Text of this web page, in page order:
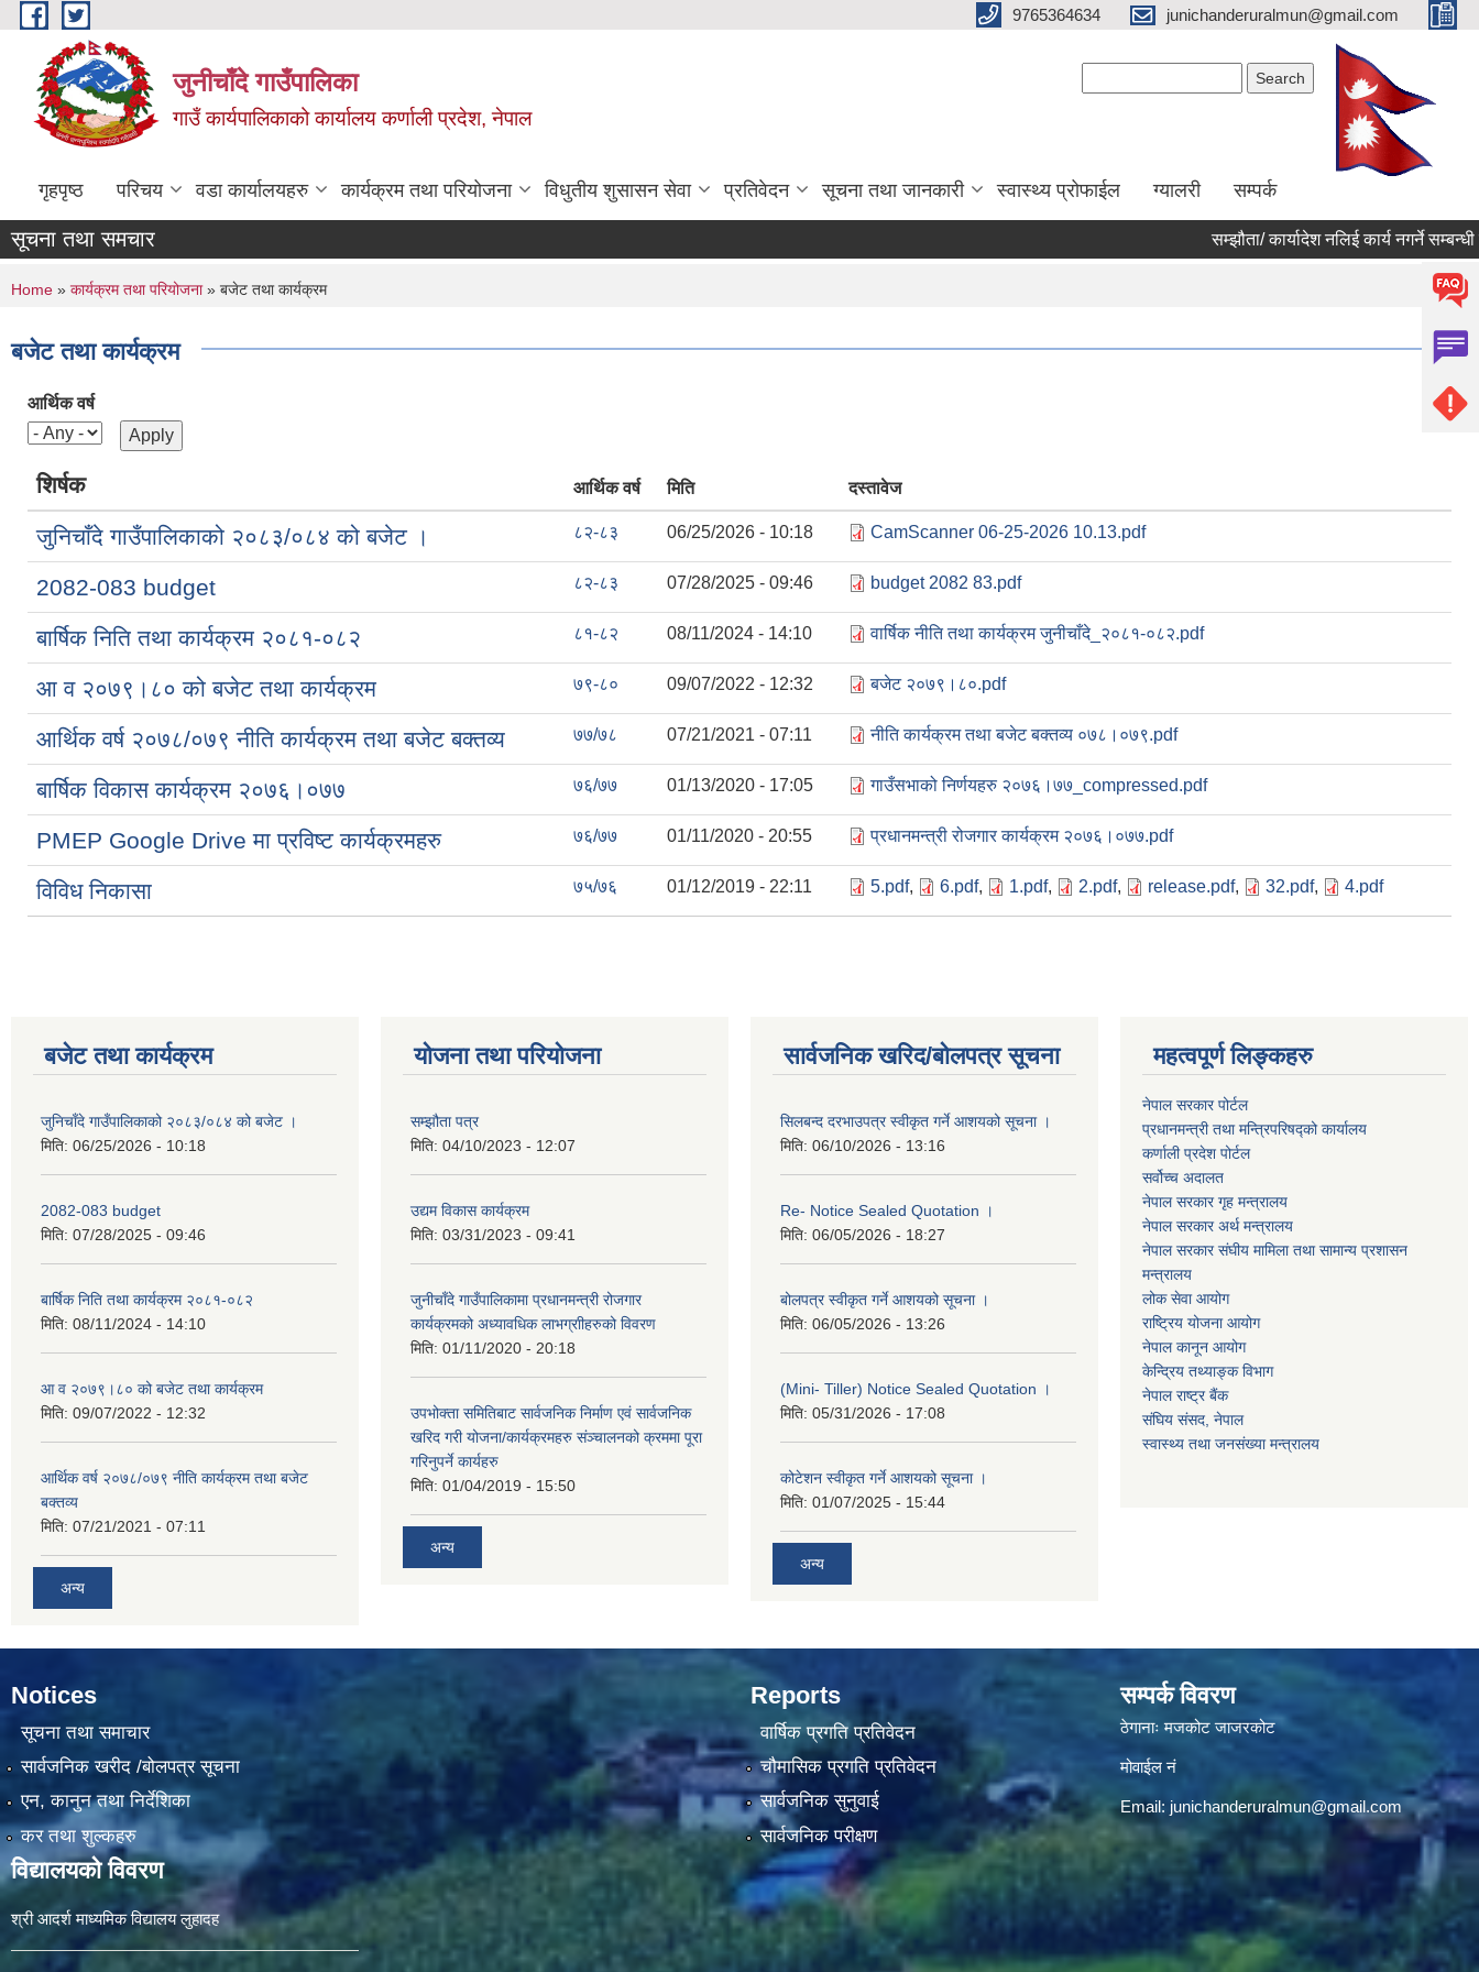
Skip to main content 9765364634 junichanderuralmun@gmail.com
जुनीचाँदे गाउँपालिका
गाउँ कार्यपालिकाको कार्यालय कर्णाली प्रदेश, नेपाल
गृहपृष्ठ परिचय वडा कार्यालयहरु कार्यक्रम तथा परियोजना विधुतीय शुसासन सेवा प्रतिवेदन सूचना तथा जानकारी स्वास्थ्य प्रोफाईल ग्यालरी सम्पर्क
सूचना तथा समचार सम्झौता/ कार्यादेश नलिई कार्य नगर्ने सम्बन्धी
You are here
Home » कार्यक्रम तथा परियोजना» बजेट तथा कार्यक्रम
बजेट तथा कार्यक्रम
आर्थिक वर्ष
शिर्षक आर्थिक वर्ष मिति दस्तावेज
जुनिचाँदे गाउँपालिकाको २०८३/०८४ को बजेट । ८२-८३ 06/25/2026 - 10:18 CamScanner 06-25-2026 10.13.pdf
2082-083 budget ८२-८३ 07/28/2025 - 09:46 budget 2082 83.pdf
बार्षिक निति तथा कार्यक्रम २०८१-०८२ ८१-८२ 08/11/2024 - 14:10 वार्षिक नीति तथा कार्यक्रम जुनीचाँदे_२०८१-०८२.pdf
आ व २०७९।८० को बजेट तथा कार्यक्रम ७९-८० 09/07/2022 - 12:32 बजेट २०७९।८०.pdf
आर्थिक वर्ष २०७८/०७९ नीति कार्यक्रम तथा बजेट बक्तव्य ७७/७८ 07/21/2021 - 07:11 नीति कार्यक्रम तथा बजेट बक्तव्य ०७८।०७९.pdf
बार्षिक विकास कार्यक्रम २०७६।०७७ ७६/७७ 01/13/2020 - 17:05 गाउँसभाको निर्णयहरु २०७६।७७_compressed.pdf
PMEP Google Drive मा प्रविष्‍ट कार्यक्रमहरु ७६/७७ 01/11/2020 - 20:55 प्रधानमन्‍त्री रोजगार कार्यक्रम २०७६।०७७.pdf
विविध निकासा ७५/७६ 01/12/2019 - 22:11 5.pdf, 6.pdf, 1.pdf, 2.pdf, release.pdf, 32.pdf, 4.pdf
बजेट तथा कार्यक्रम
जुनिचाँदे गाउँपालिकाको २०८३/०८४ को बजेट ।
मिति: 06/25/2026 - 10:18
2082-083 budget
मिति: 07/28/2025 - 09:46
बार्षिक निति तथा कार्यक्रम २०८१-०८२
मिति: 08/11/2024 - 14:10
आ व २०७९।८० को बजेट तथा कार्यक्रम
मिति: 09/07/2022 - 12:32
आर्थिक वर्ष २०७८/०७९ नीति कार्यक्रम तथा बजेट
बक्तव्य
मिति: 07/21/2021 - 07:11
अन्य
योजना तथा परियोजना
सम्झौता पत्र
मिति: 04/10/2023 - 12:07
उद्यम विकास कार्यक्रम
मिति: 03/31/2023 - 09:41
जुनीचाँदे गाउँपालिकामा प्रधानमन्‍त्री रोजगार
कार्यक्रमको अध्यावधिक लाभग्राीहरुको विवरण
मिति: 01/11/2020 - 20:18
उपभोक्ता समितिबाट सार्वजनिक निर्माण एवं सार्वजनिक
खरिद गरी योजना/कार्यक्रमहरु संञ्‍चालनको क्रममा पूरा
गरिनुपर्ने कार्यहरु
मिति: 01/04/2019 - 15:50
अन्य
सार्वजनिक खरिद/बोलपत्र सूचना
सिलबन्द दरभाउपत्र स्वीकृत गर्ने आशयको सूचना ।
मिति: 06/10/2026 - 13:16
Re- Notice Sealed Quotation ।
मिति: 06/05/2026 - 18:27
बोलपत्र स्वीकृत गर्ने आशयको सूचना ।
मिति: 06/05/2026 - 13:26
(Mini- Tiller) Notice Sealed Quotation ।
मिति: 05/31/2026 - 17:08
कोटेशन स्वीकृत गर्ने आशयको सूचना ।
मिति: 01/07/2025 - 15:44
अन्य
महत्वपूर्ण लिङ्कहरु
नेपाल सरकार पोर्टल
प्रधानमन्‍‍त्री तथा मन्‍त्रिपरिषद्को कार्यालय
कर्णाली प्रदेश पोर्टल
सर्वोच्‍च अदालत
नेपाल सरकार गृह मन्‍‍‍त्रालय
नेपाल सरकार अर्थ मन्‍त्रालय
नेपाल सरकार संघीय मामिला तथा सामान्य प्रशासन
मन्‍त्रालय
लोक सेवा आयोग
राष्‍ट्रिय योजना आयोग
नेपाल कानून आयोग
केन्द्रिय तथ्याङ्क विभाग
नेपाल राष्‍ट्र बैंक
संघिय संसद, नेपाल
स्वास्थ्य तथा जनसंख्या मन्त्रालय
Notices
सूचना तथा समाचार
सार्वजनिक खरीद /बोलपत्र सूचना
एन, कानुन तथा निर्देशिका
कर तथा शुल्कहरु
विद्यालयको विवरण
श्री आदर्श माध्यमिक विद्यालय लुहादह
Reports
वार्षिक प्रगति प्रतिवेदन
चौमासिक प्रगति प्रतिवेदन
सार्वजनिक सुनुवाई
सार्वजनिक परीक्षण
सम्पर्क विवरण
ठेगानाः मजकोट जाजरकोट
मोवाईल नं
Email: junichanderuralmun@gmail.com